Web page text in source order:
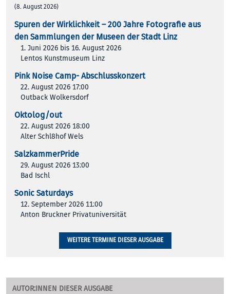
(8. August 2026)
Spuren der Wirklichkeit – 200 Jah­re Foto­gra­fie aus
den Samm­lun­gen der Muse­en der Stadt Linz
1. Juni 2026 bis 16. August 2026
Lentos Kunstmuseum Linz
Pink Noise Camp- Abschlusskonzert
22. August 2026 17:00
Outback Wolkersdorf
Oktolog/out
22. August 2026 18:00
Alter Schl8hof Wels
SalzkammerPride
29. August 2026 13:00
Bad Ischl
Sonic Saturdays
12. September 2026 11:00
Anton Bruckner Privatuniversität
WEITERE TERMINE DIESER AUSGABE
AUTOR:INNEN DIESER AUSGABE